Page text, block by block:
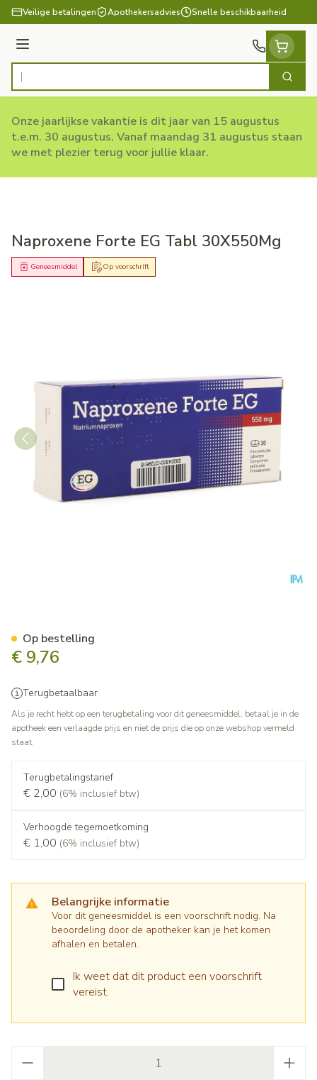
Ga naar de inhoud
Veilige betalingen Apothekersadvies Snelle beschikbaarheid
Menu
Product, merk, categorie... Zoek
Onze jaarlijkse vakantie is dit jaar van 15 augustus
t.e.m. 30 augustus. Vanaf maandag 31 augustus staan
we met plezier terug voor jullie klaar.
Naproxene Forte EG Tabl 30X550Mg
Op voorschrift
Geneesmiddel
€ 9,76
Terugbetaalbaar
Als je recht hebt op een terugbetaling voor dit geneesmiddel, betaal je in de
apotheek een verlaagde prijs en niet de prijs die op onze webshop vermeld
staat.
Terugbetalingstarief
€ 2,00 (6% inclusief btw)
Verhoogde tegemoetkoming
€ 1,00 (6% inclusief btw)
Belangrijke informatie
Voor dit geneesmiddel is een voorschrift nodig. Na
beoordeling door de apotheker kan je het komen
afhalen en betalen.
Ik weet dat dit product een voorschrift
vereist.
Op bestelling